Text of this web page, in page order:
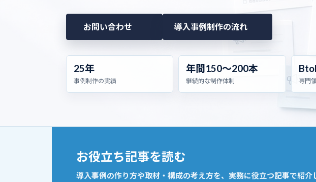
お問い合わせ 導入事例制作の流れ
25年
事例制作の実績
年間150〜200本
継続的な制作体制 専門
お役立ち記事を読む
導入事例の作り方や取材・構成の考え方を、実務に役立つ記事で紹介